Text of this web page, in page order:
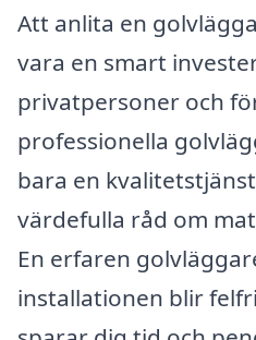
Att anlita en
vara en smart
privatpersoner och
professionella
bara en
värdefulla råd om
En erfaren
installationen blir